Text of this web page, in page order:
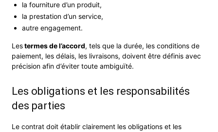
la fourniture d’un produit,
la prestation d’un service,
autre engagement.
Lestermes de l’accord, tels que la durée, les conditions de
paiement, les délais, les livraisons, doivent être définis avec
précision afin d’éviter toute ambiguïté.
Les obligations et les responsabilités
des parties
Le contrat doit établir clairement les obligations et les